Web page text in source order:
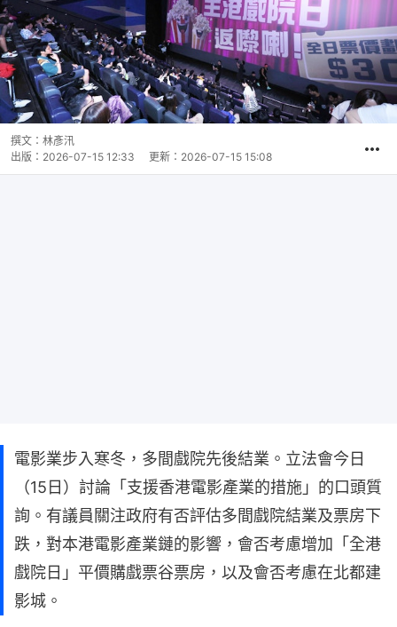
撰文： 林彥汛
出版： 2026-07-15 12:33 更新： 2026-07-15 15:08
電影業步入寒冬，多間戲院先後結業。立法會今日
（15日）討論「支援香港電影產業的措施」的口頭質
詢。有議員關注政府有否評估多間戲院結業及票房下
跌，對本港電影產業鏈的影響，會否考慮增加「全港
戲院日」平價購戲票谷票房，以及會否考慮在北都建
影城。